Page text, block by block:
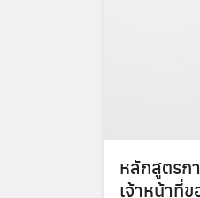
หลักสูตรก
เจ้าหน้าที่ข